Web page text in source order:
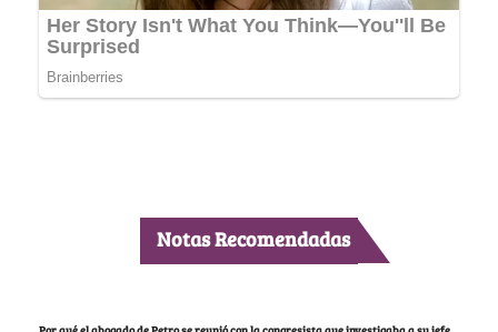
Notas Recomendadas